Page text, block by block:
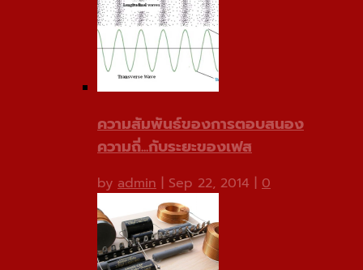
ความสัมพันธ์ของการตอบสนอง
ความถี่...กับระยะของเฟส
by admin | Sep 22, 2014 | 0